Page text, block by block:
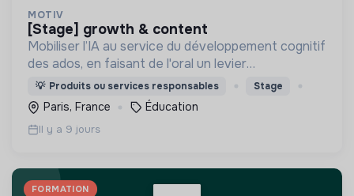
MOTIV
[stage] growth & content
Mobiliser l’IA au service du développement cognitif
des ados, en faisant de l'oral un levier
d'émancipation pour toute une génération !
💡 Produits ou services responsables Stage
Paris, France Éducation
Il y a 9 jours
FORMATION